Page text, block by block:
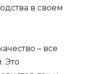
в своем
– все
Это